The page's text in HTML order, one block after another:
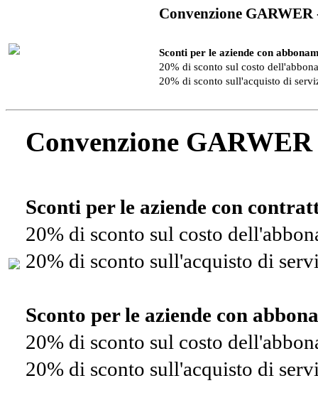
Convenzione
Sconti per le aziende con
20% di sconto sul costo
20% di sconto sull'acquisto di
Convenzione
Sconti per le aziende con
20% di sconto sul costo
20% di sconto sull'acquisto di
Sconto per le aziende con
20% di sconto sul costo
20% di sconto sull'acquisto di